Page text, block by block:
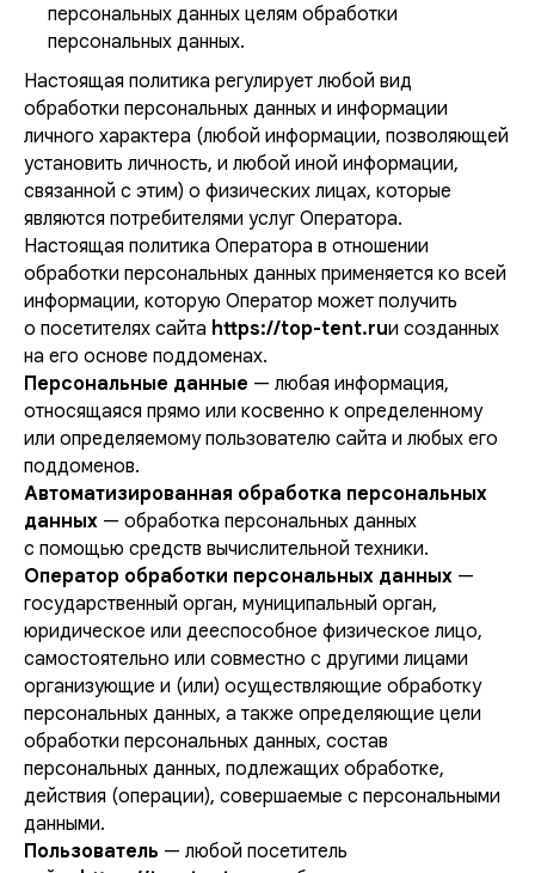
персональных данных целям обработки
персональных данных.
Настоящая политика регулирует любой вид
обработки персональных данных и информации
личного характера (любой информации, позволяющей
установить личность, и любой иной информации,
связанной с этим) о физических лицах, которые
являются потребителями услуг Оператора.
Настоящая политика Оператора в отношении
обработки персональных данных применяется ко всей
информации, которую Оператор может получить
о посетителях сайта https://top-tent.ruи созданных
на его основе поддоменах.
Персональные данные — любая информация,
относящаяся прямо или косвенно к определенному
или определяемому пользователю сайта и любых его
поддоменов.
Автоматизированная обработка персональных
данных — обработка персональных данных
с помощью средств вычислительной техники.
Оператор обработки персональных данных —
государственный орган, муниципальный орган,
юридическое или дееспособное физическое лицо,
самостоятельно или совместно с другими лицами
организующие и (или) осуществляющие обработку
персональных данных, а также определяющие цели
обработки персональных данных, состав
персональных данных, подлежащих обработке,
действия (операции), совершаемые с персональными
данными.
Пользователь — любой посетитель